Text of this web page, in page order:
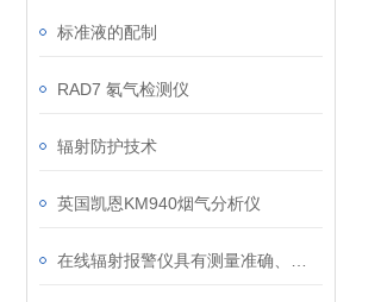
标准液的配制
RAD7 氡气检测仪
辐射防护技术
英国凯恩KM940烟气分析仪